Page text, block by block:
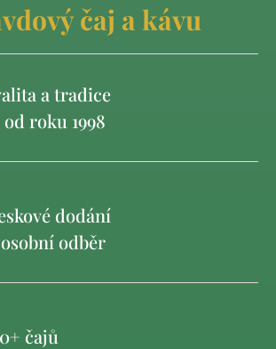
čaj a kávu
a tradice
roku 1998
dodání
odběr
čajů